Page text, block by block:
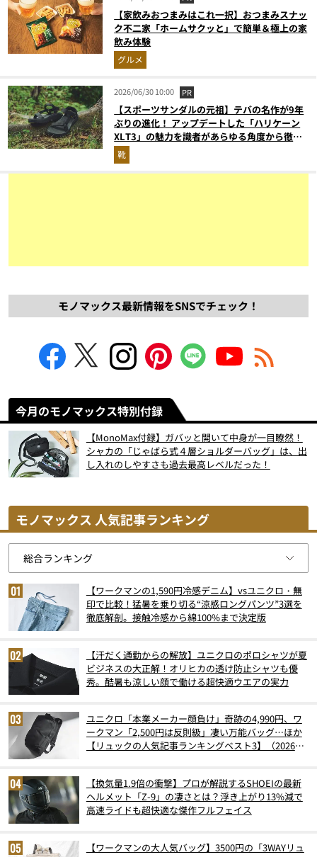
【家飲みおつまみはこれ一択】おつまみスナッ
ク不二家「ホームサクッと」で簡単＆極上の家
飲み体験
グルメ
2026/06/30 10:00 PR
【スポーツサンダルの元祖】テバの名作が9年
ぶりの進化！ アップデートした「ハリケーン
XLT3」の魅力を識者があらゆる角度から徹底
解説！
靴
モノマックス最新情報をSNSでチェック！
今月のモノマックス特別付録
【MonoMax付録】ガバッと開いて中身が一目瞭然！
シャカの「じゃばら式４層ショルダーバッグ」は、出
し入れのしやすさも過去最高レベルだった！
モノマックス 人気記事ランキング
【ワークマンの1,590円冷感デニム】vsユニクロ・無
印で比較！猛暑を乗り切る“涼感ロングパンツ”3選を
徹底解剖。接触冷感から綿100%まで決定版
【汗だく通勤からの解放】ユニクロのポロシャツが夏
ビジネスの大正解！オリヒカの透け防止シャツも優
秀。酷暑も涼しい顔で働ける超快適ウエアの実力
ユニクロ「本業メーカー顔負け」奇跡の4,990円、ワ
ークマン「2,500円は反則級」凄い万能バッグ…ほか
【リュックの人気記事ランキングベスト3】（2026年
【換気量1.9倍の衝撃】プロが解説するSHOEIの最新
ヘルメット「Z-9」の凄さとは？浮き上がり13%減で
高速ライドも超快適な傑作フルフェイス
【ワークマンの大人気バッグ】3500円の「3WAYリュ